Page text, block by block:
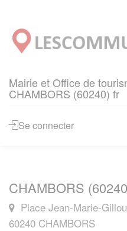
Mairie et Office de
CHAMBORS (60240) fr
Se connecter
CHAMBORS
Place Jean-Marie-
60240 CHAMBORS